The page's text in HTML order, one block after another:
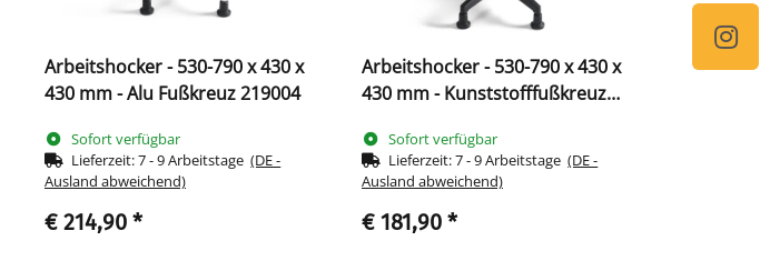
Arbeitshocker - 530-790 x 430 x
430 mm - Alu Fußkreuz 219004
Sofort verfügbar
Lieferzeit:7 - 9 Arbeitstage(DE -
Ausland abweichend)
€ 214,90 *
Arbeitshocker - 530-790 x 430 x
430 mm - Kunststofffußkreuz
Sofort verfügbar
Lieferzeit:7 - 9 Arbeitstage(DE -
Ausland abweichend)
€ 181,90 *